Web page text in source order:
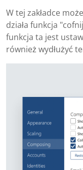
W tej zakładce
działa funkcja
funkcja ta jest
również wydłużyć